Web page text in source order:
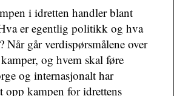
i idretten handler blant
er egentlig politikk og hva
Når går verdispørsmålene over
og hvem skal føre
og internasjonalt har
opp kampen for idrettens